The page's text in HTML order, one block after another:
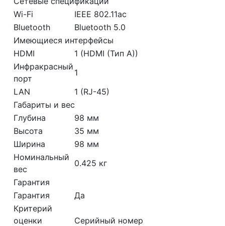
Wi-Fi
IEEE 802.11ac
Bluetooth
Bluetooth 5.0
Имеющиеся интерфейсы
HDMI
1 (HDMI (Тип A))
Инфракрасный
порт
1
LAN
1 (RJ-45)
Габариты и вес
Глубина
98 мм
Высота
35 мм
Ширина
98 мм
Номинальный
вес
0.425 кг
Гарантия
Гарантия
Да
Критерий
оценки
Серийный номер